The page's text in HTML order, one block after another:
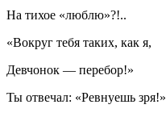
На тихое «люблю»?!..
«Вокруг тебя таких, как я,
Девчонок — перебор!»
Ты отвечал: «Ревнуешь зря!»